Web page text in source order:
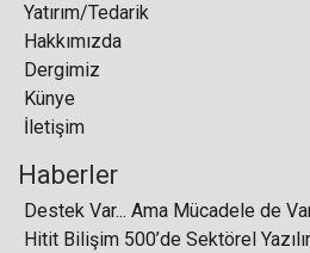
Türkiye Turizm
Global Yatırım Holding,
sonuçlarını
Yatırım/Tedarik
Hakkımızda
Dergimiz
Künye
İletişim
Haberler
Hitit Bilişim 500’de Sektörel